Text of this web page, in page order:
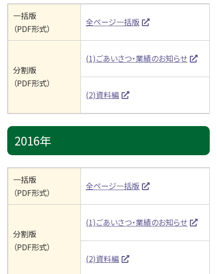
一括版
（PDF形式）
全ページ一括版
分割版
（PDF形式）
(1)ごあいさつ・業績のお知らせ
(2)資料編
2016年
一括版
（PDF形式）
全ページ一括版
分割版
（PDF形式）
(1)ごあいさつ・業績のお知らせ
(2)資料編